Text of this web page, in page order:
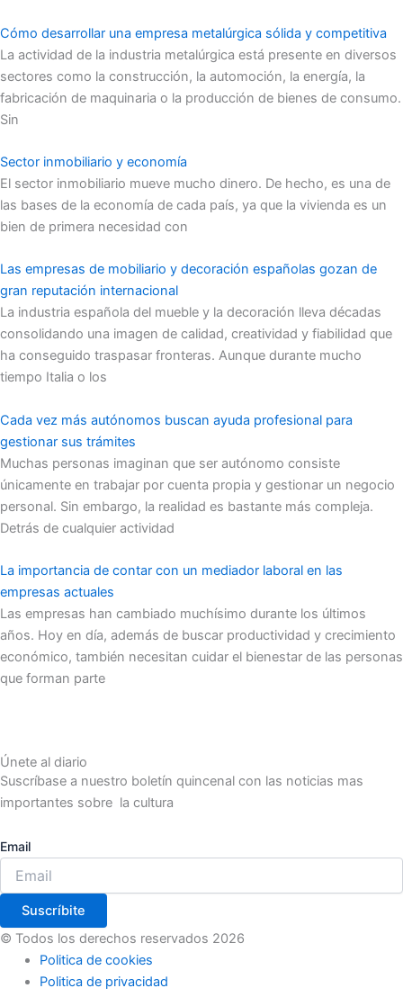
Cómo desarrollar una empresa metalúrgica sólida y competitiva
La actividad de la industria metalúrgica está presente en diversos
sectores como la construcción, la automoción, la energía, la
fabricación de maquinaria o la producción de bienes de consumo.
Sin
Sector inmobiliario y economía
El sector inmobiliario mueve mucho dinero. De hecho, es una de
las bases de la economía de cada país, ya que la vivienda es un
bien de primera necesidad con
Las empresas de mobiliario y decoración españolas gozan de
gran reputación internacional
La industria española del mueble y la decoración lleva décadas
consolidando una imagen de calidad, creatividad y fiabilidad que
ha conseguido traspasar fronteras. Aunque durante mucho
tiempo Italia o los
Cada vez más autónomos buscan ayuda profesional para
gestionar sus trámites
Muchas personas imaginan que ser autónomo consiste
únicamente en trabajar por cuenta propia y gestionar un negocio
personal. Sin embargo, la realidad es bastante más compleja.
Detrás de cualquier actividad
La importancia de contar con un mediador laboral en las
empresas actuales
Las empresas han cambiado muchísimo durante los últimos
años. Hoy en día, además de buscar productividad y crecimiento
económico, también necesitan cuidar el bienestar de las personas
que forman parte
Únete al diario
Suscríbase a nuestro boletín quincenal con las noticias mas
importantes sobre la cultura
Email
Suscríbite
© Todos los derechos reservados 2026
Politica de cookies
Politica de privacidad